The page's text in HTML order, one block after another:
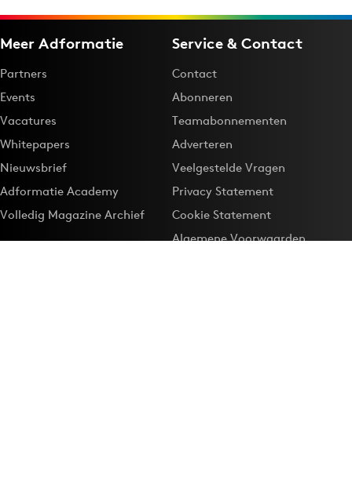
Meer Adformatie
Partners
Events
Vacatures
Whitepapers
Nieuwsbrief
Adformatie Academy
Volledig Magazine Archief
Service & Contact
Contact
Abonneren
Teamabonnementen
Adverteren
Veelgestelde Vragen
Privacy Statement
Cookie Statement
Algemene Voorwaarden